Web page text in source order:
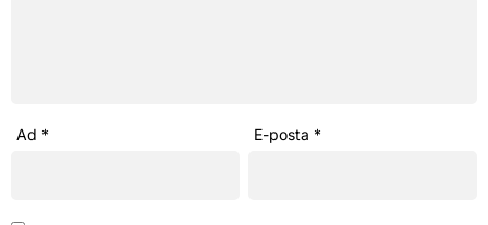
Ad * E-posta *